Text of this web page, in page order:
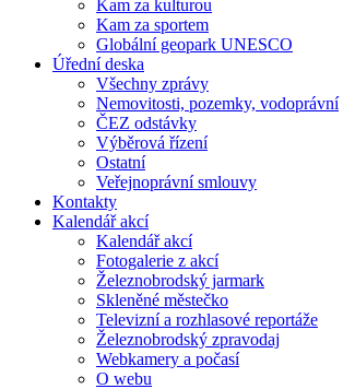
Kam za kulturou
Kam za sportem
Globální geopark UNESCO
Úřední deska
Všechny zprávy
Nemovitosti, pozemky, vodoprávní
ČEZ odstávky
Výběrová řízení
Ostatní
Veřejnoprávní smlouvy
Kontakty
Kalendář akcí
Kalendář akcí
Fotogalerie z akcí
Železnobrodský jarmark
Skleněné městečko
Televizní a rozhlasové reportáže
Železnobrodský zpravodaj
Webkamery a počasí
O webu